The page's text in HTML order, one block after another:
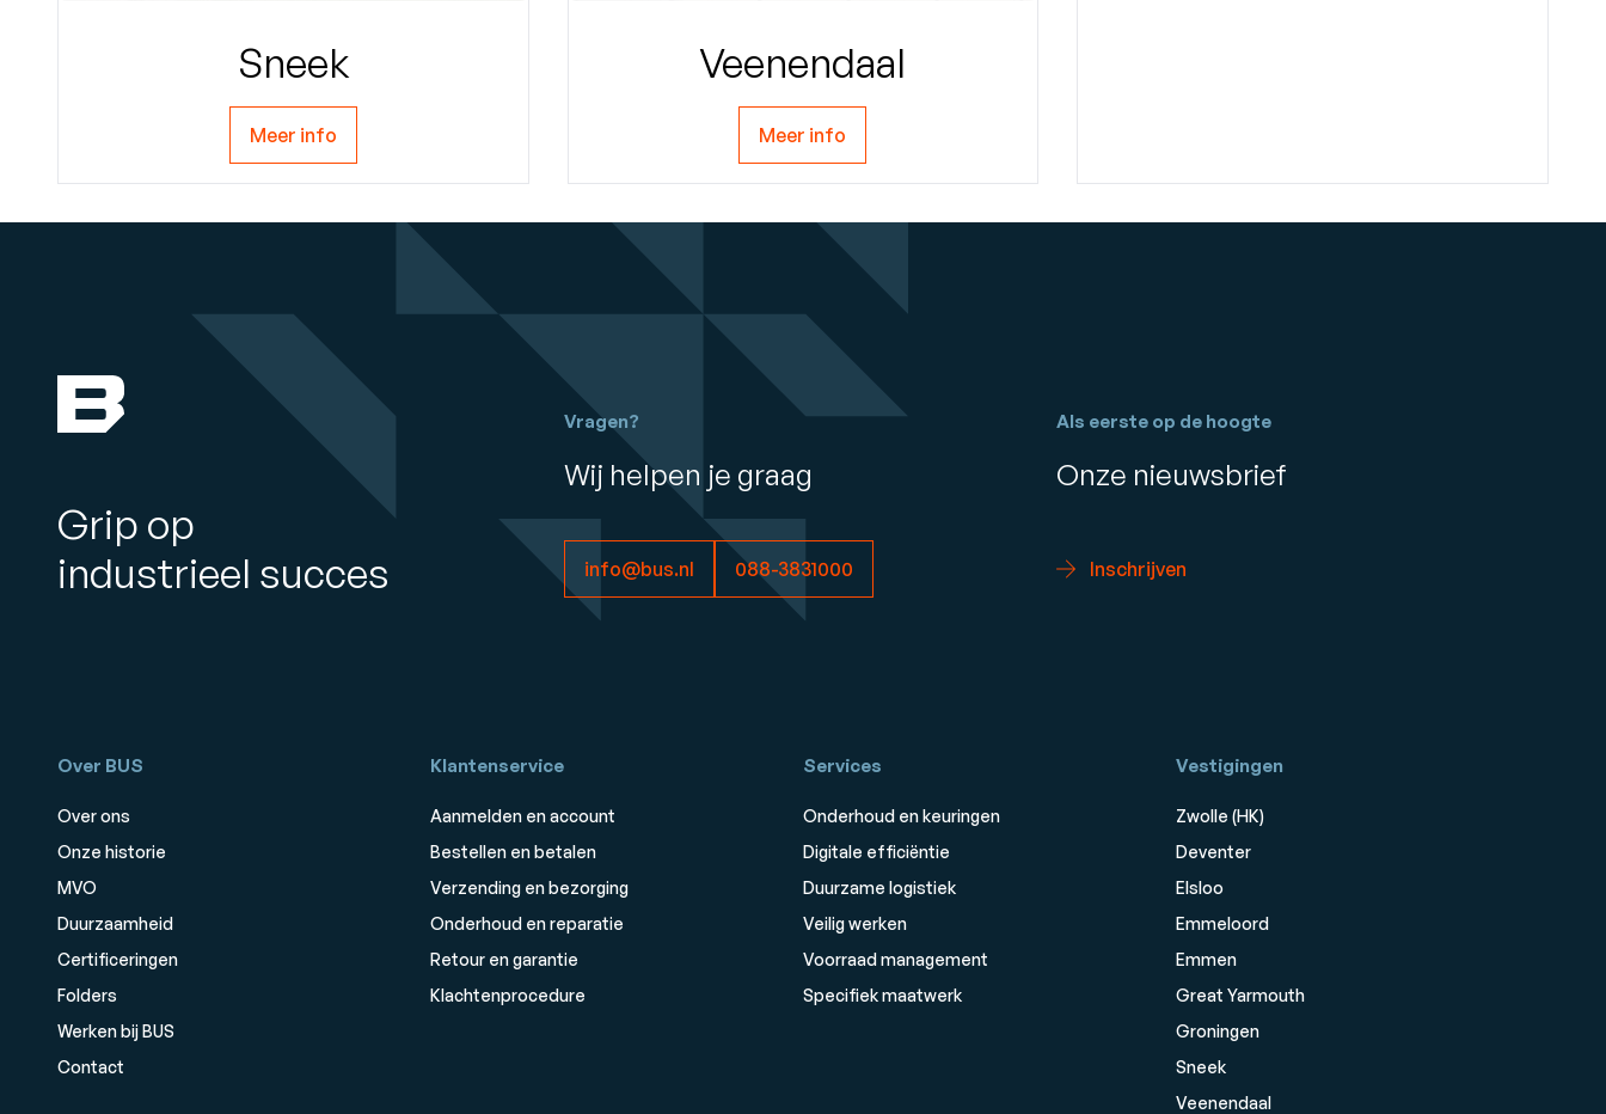
Sneek
Meer info
Veenendaal
Meer info
Grip op
industrieel succes
Vragen?
Wij helpen je graag
info@bus.nl 088-3831000
Als eerste op de hoogte
Onze nieuwsbrief
Inschrijven
Over BUS
Over ons
Onze historie
MVO
Duurzaamheid
Certificeringen
Folders
Werken bij BUS
Contact
Klantenservice
Aanmelden en account
Bestellen en betalen
Verzending en bezorging
Onderhoud en reparatie
Retour en garantie
Klachtenprocedure
Services
Onderhoud en keuringen
Digitale efficiëntie
Duurzame logistiek
Veilig werken
Voorraad management
Specifiek maatwerk
Vestigingen
Zwolle (HK)
Deventer
Elsloo
Emmeloord
Emmen
Great Yarmouth
Groningen
Sneek
Veenendaal